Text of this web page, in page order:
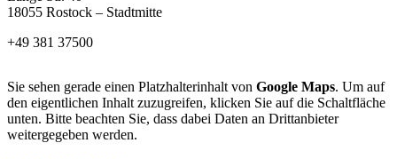
18055 Rostock – Stadtmitte
+49 381 37500
Sie sehen gerade einen Platzhalterinhalt von Google Maps. Um auf
den eigentlichen Inhalt zuzugreifen, klicken Sie auf die Schaltfläche
unten. Bitte beachten Sie, dass dabei Daten an Drittanbieter
weitergegeben werden.